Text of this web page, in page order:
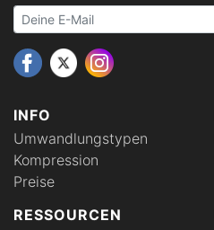
INFO
Umwandlungstypen
Kompression
Preise
RESSOURCEN
Your email address